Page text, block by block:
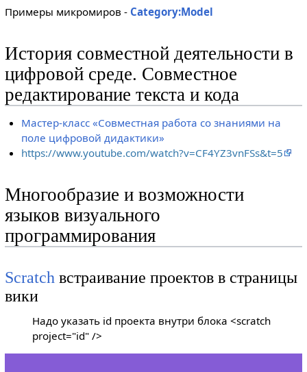
Примеры микромиров - Category:Model
История совместной деятельности в
цифровой среде. Совместное
редактирование текста и кода
Мастер-класс «Совместная работа со знаниями на
поле цифровой дидактики»
https://www.youtube.com/watch?v=CF4YZ3vnFSs&t=5
Многообразие и возможности
языков визуального
программирования
Scratch встраивание проектов в страницы
вики
Надо указать id проекта внутри блока <scratch
project="id" />